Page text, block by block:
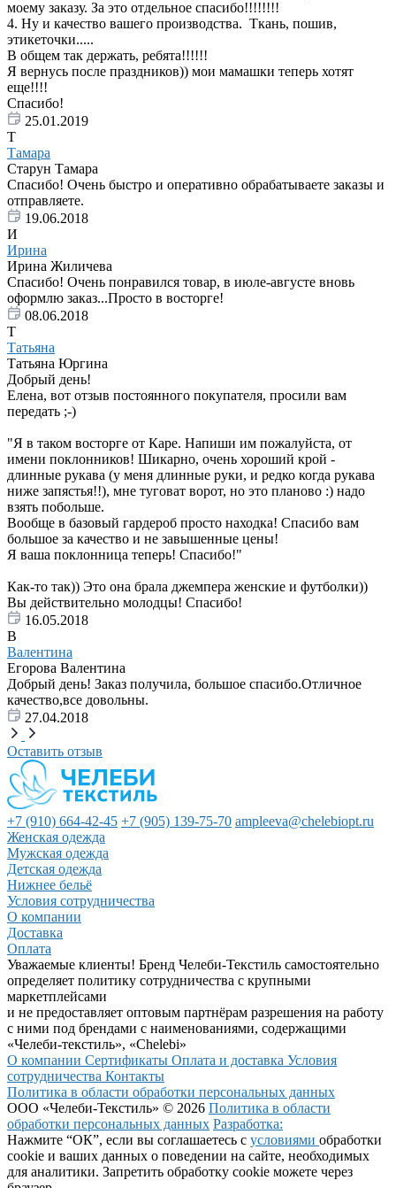
моему заказу. За это отдельное спасибо!!!!!!!!
4. Ну и качество вашего производства. Ткань, пошив,
этикеточки.....
В общем так держать, ребята!!!!!!
Я вернусь после праздников)) мои мамашки теперь хотят
еще!!!!
Спасибо!
25.01.2019
Т
Тамара
Старун Тамара
Спасибо! Очень быстро и оперативно обрабатываете заказы и
отправляете.
19.06.2018
И
Ирина
Ирина Жиличева
Спасибо! Очень понравился товар, в июле-августе вновь
оформлю заказ...Просто в восторге!
08.06.2018
Т
Татьяна
Татьяна Юргина
Добрый день!
Елена, вот отзыв постоянного покупателя, просили вам
передать ;-)
"Я в таком восторге от Каре. Напиши им пожалуйста, от
имени поклонников! Шикарно, очень хороший крой -
длинные рукава (у меня длинные руки, и редко когда рукава
ниже запястья!!), мне туговат ворот, но это планово :) надо
взять побольше.
Вообще в базовый гардероб просто находка! Спасибо вам
большое за качество и не завышенные цены!
Я ваша поклонница теперь! Спасибо!"
Как-то так)) Это она брала джемпера женские и футболки))
Вы действительно молодцы! Спасибо!
16.05.2018
В
Валентина
Егорова Валентина
Добрый день! Заказ получила, большое спасибо.Отличное
качество,все довольны.
27.04.2018
Оставить отзыв
+7 (910) 664-42-45 +7 (905) 139-75-70 ampleeva@chelebiopt.ru
Женская одежда
Мужская одежда
Детская одежда
Нижнее бельё
Условия сотрудничества
О компании
Доставка
Оплата
Уважаемые клиенты! Бренд Челеби-Текстиль самостоятельно
определяет политику сотрудничества с крупными
маркетплейсами
и не предоставляет оптовым партнёрам разрешения на работу
с ними под брендами с наименованиями, содержащими
«Челеби-текстиль», «Chelebi»
О компании Сертификаты Оплата и доставка Условия
сотрудничества Контакты
Политика в области обработки персональных данных
ООО «Челеби-Текстиль» © 2026 Политика в области
обработки персональных данных Разработка:
Нажмите “ОК”, если вы соглашаетесь с условиями обработки
cookie и ваших данных о поведении на сайте, необходимых
для аналитики. Запретить обработку cookie можете через